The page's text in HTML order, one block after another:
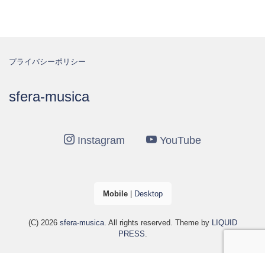
プライバシーポリシー
sfera-musica
Instagram YouTube
Mobile| Desktop
(C) 2026 sfera-musica. All rights reserved. Theme by LIQUID
PRESS.